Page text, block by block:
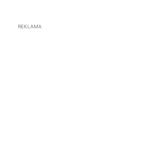
REKLAMA